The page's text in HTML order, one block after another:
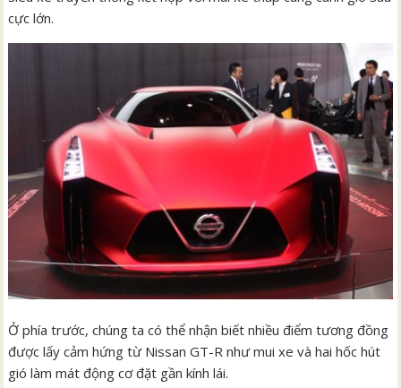
cực lớn.
Ở phía trước, chúng ta có thể nhận biết nhiều điểm tương đồng
được lấy cảm hứng từ Nissan GT-R như mui xe và hai hốc hút
gió làm mát động cơ đặt gần kính lái.